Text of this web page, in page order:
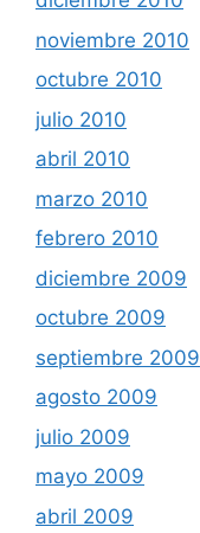
noviembre 2010
octubre 2010
julio 2010
abril 2010
marzo 2010
febrero 2010
diciembre 2009
octubre 2009
septiembre 2009
agosto 2009
julio 2009
mayo 2009
abril 2009